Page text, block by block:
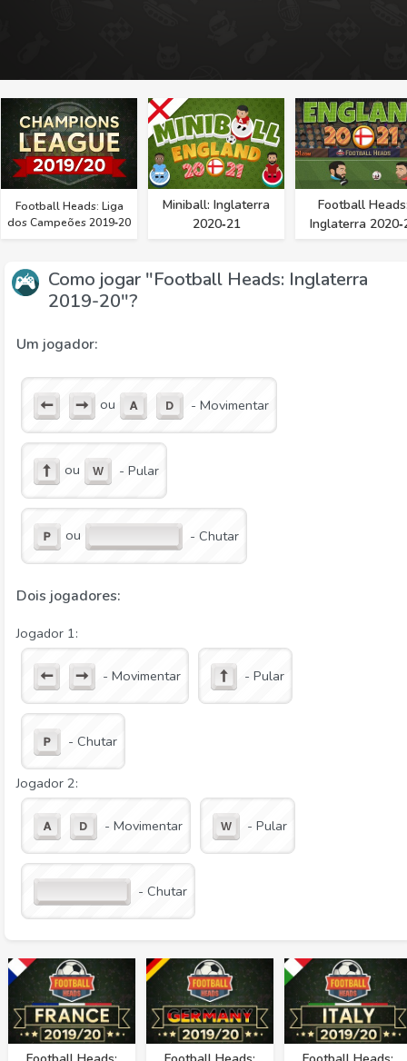
Football Heads: Liga
dos Campeões 2019‑20
Miniball: Inglaterra
2020‑21
Football
Inglaterra
Como jogar "Football Heads: Inglaterra
2019-20"?
Um jogador:
ou - Movimentar
ou - Pular
ou - Chutar
Dois jogadores:
Jogador 1:
- Movimentar - Pular
- Chutar
Jogador 2:
- Movimentar - Pular
- Chutar